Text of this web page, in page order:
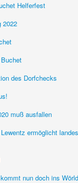
Helferfest
2022
des Dorfchecks
muß ausfallen
ermöglicht
nun doch ins